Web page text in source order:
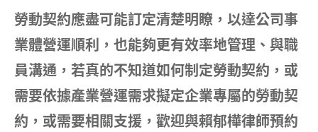
勞動契約應盡可能訂定清楚明瞭，以達公司事
業體營運順利，也能夠更有效率地管理、與職
員溝通，若真的不知道如何制定勞動契約，或
需要依據產業營運需求擬定企業專屬的勞動契
約，或需要相關支援，歡迎與賴郁樺律師預約